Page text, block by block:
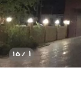
1
/ 15